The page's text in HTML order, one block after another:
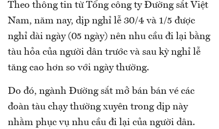
Theo thông tin từ Tổng công ty Đường sắt Việt
Nam, năm nay, dịp nghỉ lễ 30/4 và 1/5 được
nghỉ dài ngày (05 ngày) nên nhu cầu đi lại bằng
tàu hỏa của người dân trước và sau kỳ nghỉ lễ
tăng cao hơn so với ngày thường.
Do đó, ngành Đường sắt mở bán bán vé các
đoàn tàu chạy thường xuyên trong dịp này
nhằm phục vụ nhu cầu đi lại của người dân.